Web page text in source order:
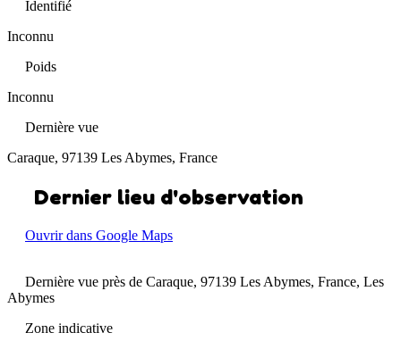
Identifié
Inconnu
Poids
Inconnu
Dernière vue
Caraque, 97139 Les Abymes, France
Dernier lieu d'observation
Ouvrir dans Google Maps
Dernière vue près de Caraque, 97139 Les Abymes, France, Les
Abymes
Zone indicative